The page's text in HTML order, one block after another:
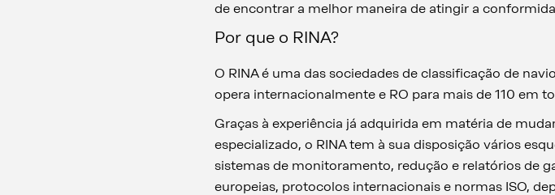
de encontrar a melhor maneira de atingir a
Por que o RINA?
O RINA é uma das sociedades de classificação de
opera internacionalmente e RO para mais de 110 em
Graças à experiência já adquirida em matéria de
especializado, o RINA tem à sua disposição vários
sistemas de monitoramento, redução e relatórios de
europeias, protocolos internacionais e normas ISO,